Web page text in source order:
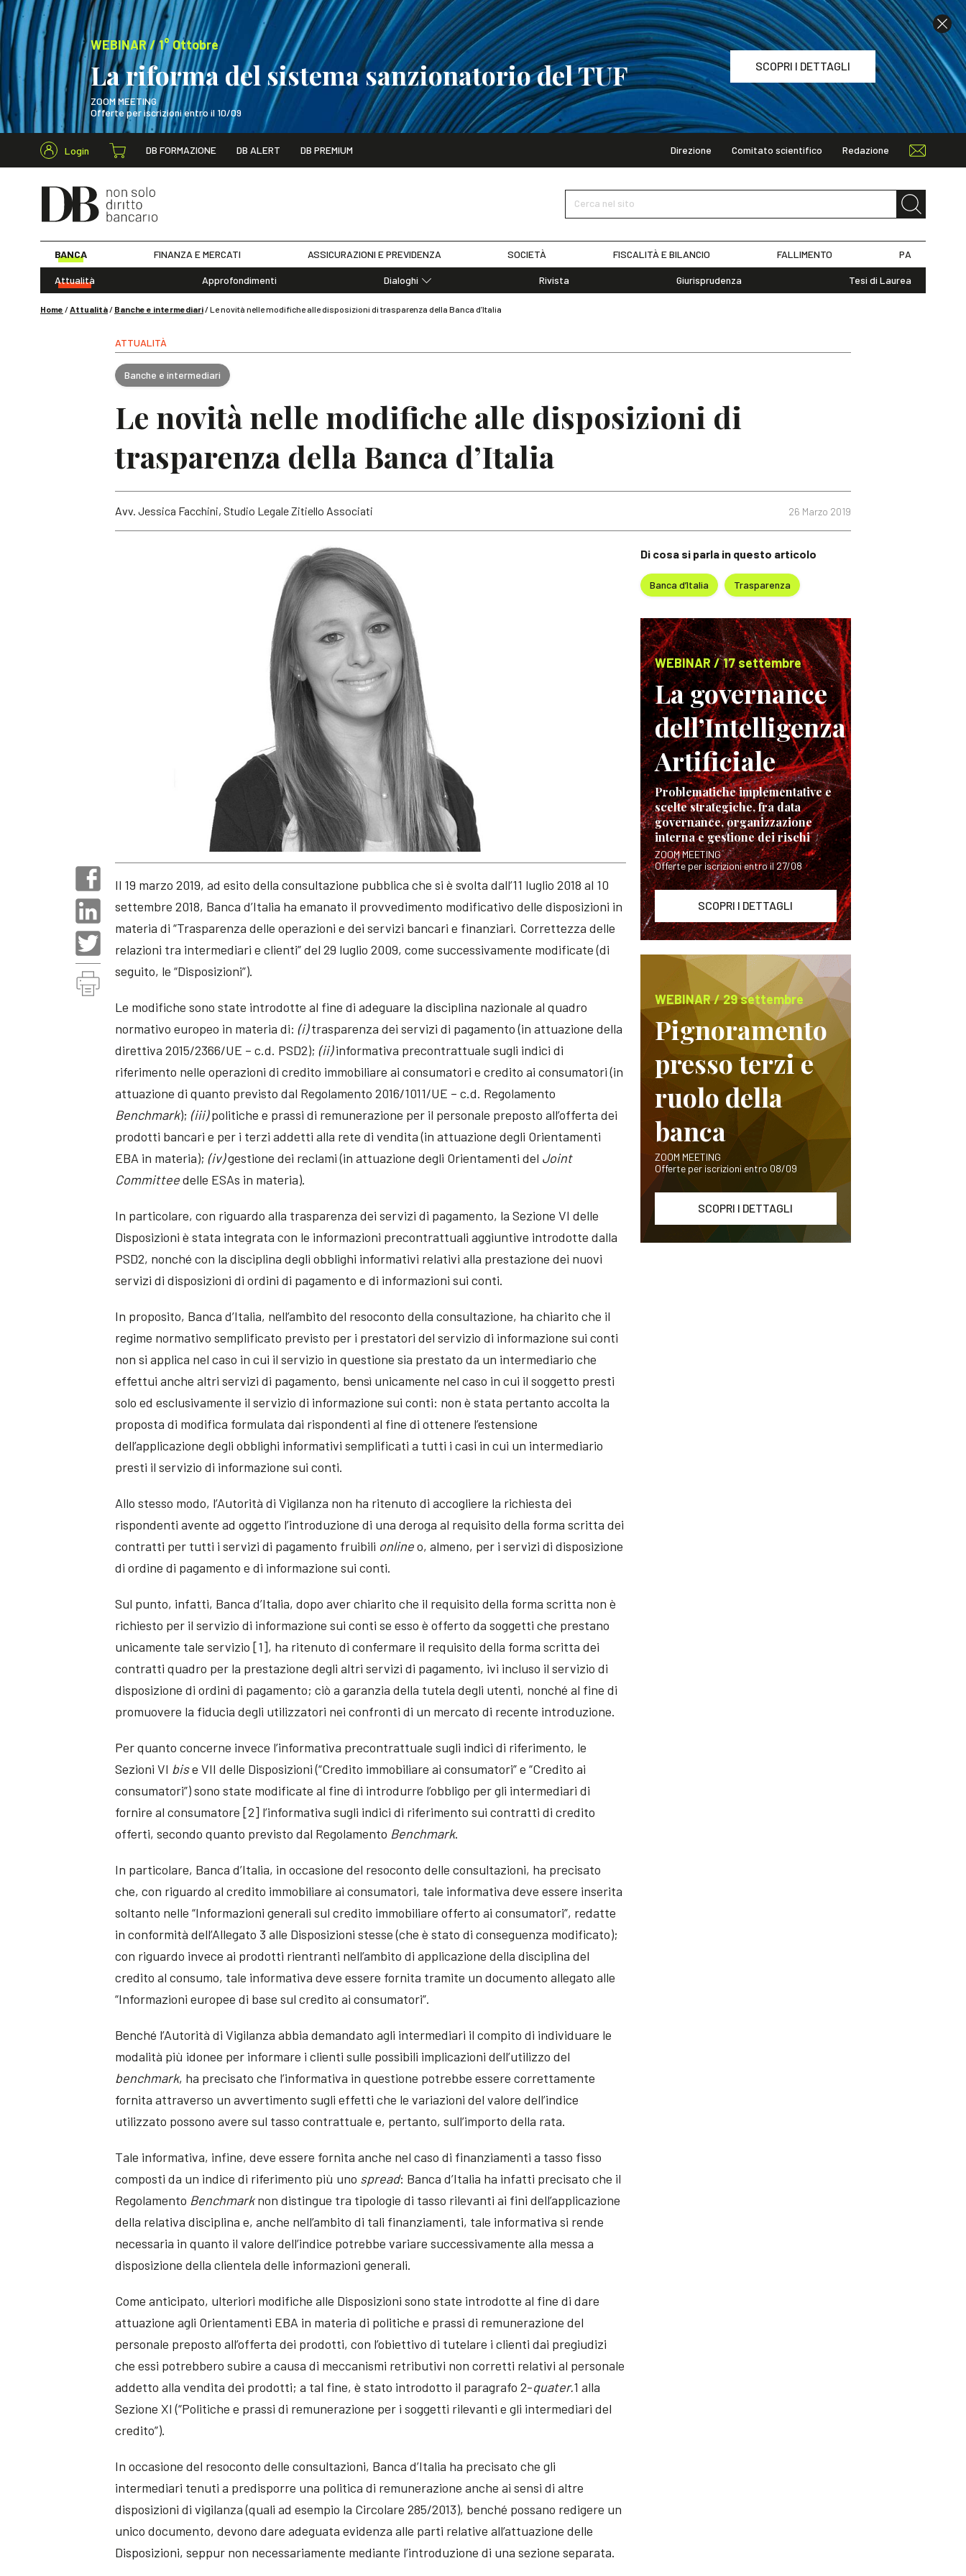
WEBINAR / 1° Ottobre
La riforma del sistema sanzionatorio del TUF
ZOOM MEETING
Offerte per iscrizioni entro il 10/09
SCOPRI I DETTAGLI
WEBINAR / 1° Ottobre
Login DB FORMAZIONE DB ALERT DB PREMIUM Direzione Comitato scientifico Redazione
Cerca nel sito
BANCA FINANZA E MERCATI ASSICURAZIONI E PREVIDENZA SOCIETÀ FISCALITÀ E BILANCIO FALLIMENTO PA
Attualità Approfondimenti
Dialoghi
Rivista Giurisprudenza Tesi di Laurea
Home /Attualità/ Banche e intermediari/Le novità nelle modifiche alle disposizioni di trasparenza della Banca d’Italia
ATTUALITÀ
Banche e intermediari
Le novità nelle modifiche alle disposizioni di
trasparenza della Banca d’Italia
26 Marzo 2019
Avv. Jessica Facchini, Studio Legale Zitiello Associati
Il 19 marzo 2019, ad esito della consultazione pubblica che si è svolta dall’11 luglio 2018 al 10
settembre 2018, Banca d’Italia ha emanato il provvedimento modificativo delle disposizioni in
materia di “Trasparenza delle operazioni e dei servizi bancari e finanziari. Correttezza delle
relazioni tra intermediari e clienti” del 29 luglio 2009, come successivamente modificate (di
seguito, le “Disposizioni”).
Le modifiche sono state introdotte al fine di adeguare la disciplina nazionale al quadro
normativo europeo in materia di:(i)trasparenza dei servizi di pagamento (in attuazione della
direttiva 2015/2366/UE – c.d. PSD2);(ii)informativa precontrattuale sugli indici di
riferimento nelle operazioni di credito immobiliare ai consumatori e credito ai consumatori (in
attuazione di quanto previsto dal Regolamento 2016/1011/UE – c.d. Regolamento
Benchmark);(iii)politiche e prassi di remunerazione per il personale preposto all’offerta dei
prodotti bancari e per i terzi addetti alla rete di vendita (in attuazione degli Orientamenti
EBA in materia);(iv)gestione dei reclami (in attuazione degli Orientamenti del Joint
Committeedelle ESAs in materia).
In particolare, con riguardo alla trasparenza dei servizi di pagamento, la Sezione VI delle
Disposizioni è stata integrata con le informazioni precontrattuali aggiuntive introdotte dalla
PSD2, nonché con la disciplina degli obblighi informativi relativi alla prestazione dei nuovi
servizi di disposizioni di ordini di pagamento e di informazioni sui conti.
In proposito, Banca d’Italia, nell’ambito del resoconto della consultazione, ha chiarito che il
regime normativo semplificato previsto per i prestatori del servizio di informazione sui conti
non si applica nel caso in cui il servizio in questione sia prestato da un intermediario che
effettui anche altri servizi di pagamento, bensì unicamente nel caso in cui il soggetto presti
solo ed esclusivamente il servizio di informazione sui conti: non è stata pertanto accolta la
proposta di modifica formulata dai rispondenti al fine di ottenere l’estensione
dell’applicazione degli obblighi informativi semplificati a tutti i casi in cui un intermediario
presti il servizio di informazione sui conti.
Allo stesso modo, l’Autorità di Vigilanza non ha ritenuto di accogliere la richiesta dei
rispondenti avente ad oggetto l’introduzione di una deroga al requisito della forma scritta dei
contratti per tutti i servizi di pagamento fruibili onlineo, almeno, per i servizi di disposizione
di ordine di pagamento e di informazione sui conti.
Sul punto, infatti, Banca d’Italia, dopo aver chiarito che il requisito della forma scritta non è
richiesto per il servizio di informazione sui conti se esso è offerto da soggetti che prestano
unicamente tale servizio [1], ha ritenuto di confermare il requisito della forma scritta dei
contratti quadro per la prestazione degli altri servizi di pagamento, ivi incluso il servizio di
disposizione di ordini di pagamento; ciò a garanzia della tutela degli utenti, nonché al fine di
promuovere la fiducia degli utilizzatori nei confronti di un mercato di recente introduzione.
Per quanto concerne invece l’informativa precontrattuale sugli indici di riferimento, le
Sezioni VI bise VII delle Disposizioni (“Credito immobiliare ai consumatori” e “Credito ai
consumatori”) sono state modificate al fine di introdurre l’obbligo per gli intermediari di
fornire al consumatore [2] l’informativa sugli indici di riferimento sui contratti di credito
offerti, secondo quanto previsto dal Regolamento Benchmark.
In particolare, Banca d’Italia, in occasione del resoconto delle consultazioni, ha precisato
che, con riguardo al credito immobiliare ai consumatori, tale informativa deve essere inserita
soltanto nelle “Informazioni generali sul credito immobiliare offerto ai consumatori”, redatte
in conformità dell’Allegato 3 alle Disposizioni stesse (che è stato di conseguenza modificato);
con riguardo invece ai prodotti rientranti nell’ambito di applicazione della disciplina del
credito al consumo, tale informativa deve essere fornita tramite un documento allegato alle
“Informazioni europee di base sul credito ai consumatori”.
Benché l’Autorità di Vigilanza abbia demandato agli intermediari il compito di individuare le
modalità più idonee per informare i clienti sulle possibili implicazioni dell’utilizzo del
benchmark, ha precisato che l’informativa in questione potrebbe essere correttamente
fornita attraverso un avvertimento sugli effetti che le variazioni del valore dell’indice
utilizzato possono avere sul tasso contrattuale e, pertanto, sull’importo della rata.
Tale informativa, infine, deve essere fornita anche nel caso di finanziamenti a tasso fisso
composti da un indice di riferimento più uno spread: Banca d’Italia ha infatti precisato che il
Regolamento Benchmarknon distingue tra tipologie di tasso rilevanti ai fini dell’applicazione
della relativa disciplina e, anche nell’ambito di tali finanziamenti, tale informativa si rende
necessaria in quanto il valore dell’indice potrebbe variare successivamente alla messa a
disposizione della clientela delle informazioni generali.
Come anticipato, ulteriori modifiche alle Disposizioni sono state introdotte al fine di dare
attuazione agli Orientamenti EBA in materia di politiche e prassi di remunerazione del
personale preposto all’offerta dei prodotti, con l’obiettivo di tutelare i clienti dai pregiudizi
che essi potrebbero subire a causa di meccanismi retributivi non corretti relativi al personale
addetto alla vendita dei prodotti; a tal fine, è stato introdotto il paragrafo 2-quater.1 alla
Sezione XI (“Politiche e prassi di remunerazione per i soggetti rilevanti e gli intermediari del
credito”).
In occasione del resoconto delle consultazioni, Banca d’Italia ha precisato che gli
intermediari tenuti a predisporre una politica di remunerazione anche ai sensi di altre
disposizioni di vigilanza (quali ad esempio la Circolare 285/2013), benché possano redigere un
unico documento, devono dare adeguata evidenza alle parti relative all’attuazione delle
Disposizioni, seppur non necessariamente mediante l’introduzione di una sezione separata.
Di cosa si parla in questo articolo
Banca d’Italia Trasparenza
WEBINAR / 17 settembre
La governance
dell’Intelligenza
Artificiale
Problematiche implementative e
scelte strategiche, fra data
governance, organizzazione
interna e gestione dei rischi
ZOOM MEETING
Offerte per iscrizioni entro il 27/08
SCOPRI I DETTAGLI
WEBINAR / 29 settembre
Pignoramento
presso terzi e
ruolo della
banca
ZOOM MEETING
Offerte per iscrizioni entro 08/09
SCOPRI I DETTAGLI